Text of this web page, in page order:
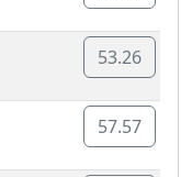
53.26
57.57